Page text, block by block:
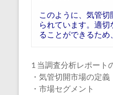
このように、気管
られています。適
ることができるため
1 当調査分析レポート
・気管切開市場の定義
・市場セグメント